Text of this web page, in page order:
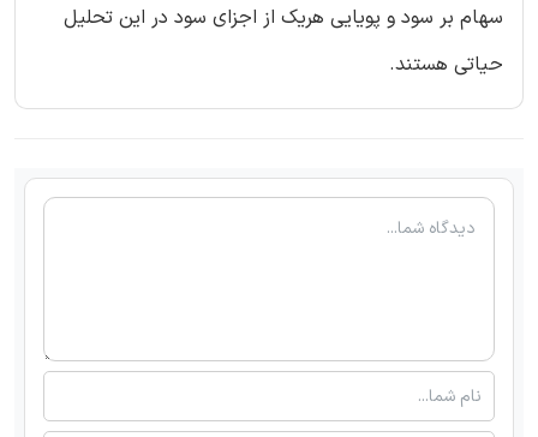
سهام بر سود و پویایی هریک از اجزای سود در این تحلیل
حیاتی هستند.